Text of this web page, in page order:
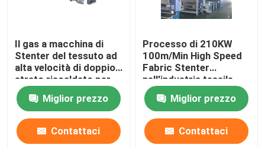
Il gas a macchina di
Stenter del tessuto ad
alta velocità di doppio
strato riscaldato per
tricotta il tessuto
Miglior prezzo
Contattaci
Processo di 210KW
100m/Min High Speed
Fabric Stenter
nell'industria tessile
2800mm
Miglior prezzo
Contattaci